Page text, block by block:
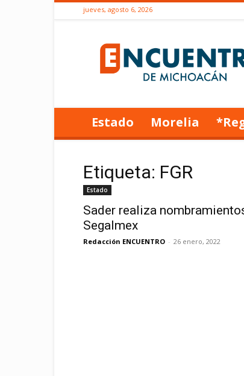
jueves, agosto 6, 2026
de
Michoacán
Estado Morelia
Etiqueta: FGR
Estado
​Sader realiza
Segalmex
Redacción ENCUENTRO - 26 enero, 2022